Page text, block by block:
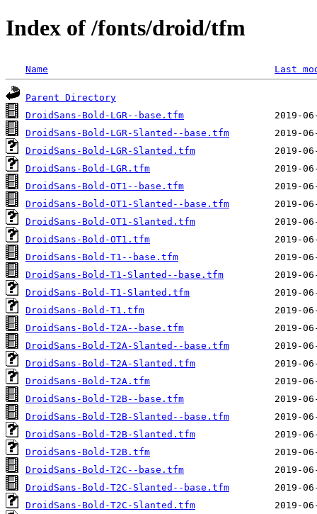
Index of /fonts/droid/tfm
Name Last
Parent Directory
DroidSans-Bold-LGR--base.tfm
DroidSans-Bold-LGR-Slanted--base.tfm
DroidSans-Bold-LGR-Slanted.tfm
DroidSans-Bold-LGR.tfm
DroidSans-Bold-OT1--base.tfm
DroidSans-Bold-OT1-Slanted--base.tfm
DroidSans-Bold-OT1-Slanted.tfm
DroidSans-Bold-OT1.tfm
DroidSans-Bold-T1--base.tfm
DroidSans-Bold-T1-Slanted--base.tfm
DroidSans-Bold-T1-Slanted.tfm
DroidSans-Bold-T1.tfm
DroidSans-Bold-T2A--base.tfm
DroidSans-Bold-T2A-Slanted--base.tfm
DroidSans-Bold-T2A-Slanted.tfm
DroidSans-Bold-T2A.tfm
DroidSans-Bold-T2B--base.tfm
DroidSans-Bold-T2B-Slanted--base.tfm
DroidSans-Bold-T2B-Slanted.tfm
DroidSans-Bold-T2B.tfm
DroidSans-Bold-T2C--base.tfm
DroidSans-Bold-T2C-Slanted--base.tfm
DroidSans-Bold-T2C-Slanted.tfm